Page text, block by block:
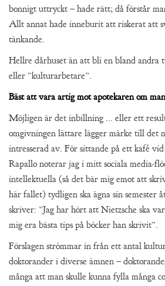
bonnigt uttryckt – hade rätt; då förstår
Allt annat hade inneburit att riskerat att
tänkande.
Hellre dårhuset än att bli en bland andra
eller ”kulturarbetare”.
Bäst att vara artig mot apotekaren om
Möjligen är det inbillning ... eller ett
omgivningen lättare lägger märke till det
intresserad av. För sittande på ett kafé
Rapallo noterar jag i mitt sociala media-
intellektuella (så det bär mig emot att
här fallet) tydligen ska ägna sin semester
skriver: ”Jag har hört att Nietzsche ska
mig era bästa tips på böcker han skrivit”.
Förslagen strömmar in från ett antal
doktorander i diverse ämnen –
många att man skulle kunna fylla många